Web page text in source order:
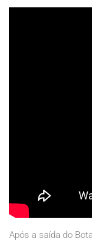
Após a saída do